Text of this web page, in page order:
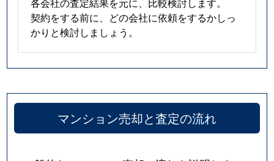
契約をする前に、どの会社に依頼をするかしっ
かりと検討しましょう。
マンション売却と査定の流れ